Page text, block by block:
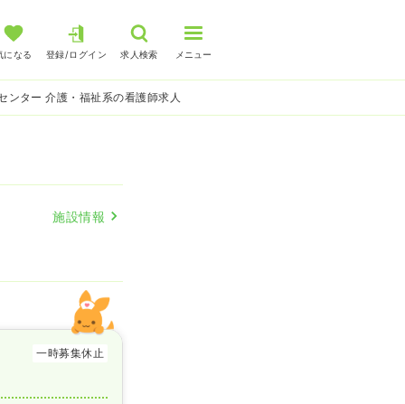
になる 登録/ログイン 求人検索 メニュー
ンター 介護・福祉系の看護師求人
施設情報
一時募集休止